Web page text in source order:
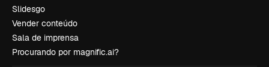
Slidesgo
Vender conteúdo
Sala de imprensa
Procurando por magnific.ai?